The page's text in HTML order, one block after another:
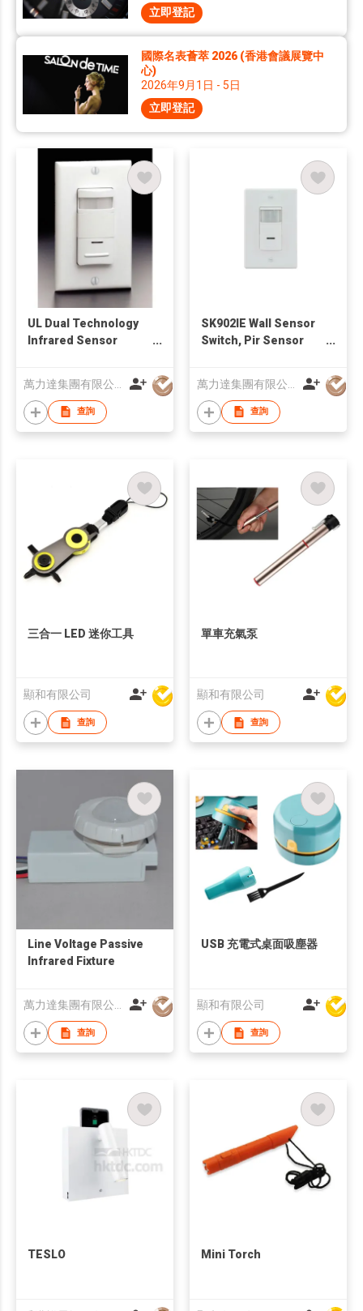
立即登記
國際名表薈萃 2026 (香港會議展覽中
心)
2026年9月1日 - 5日
立即登記
UL Dual Technology
Infrared Sensor
查詢
SK902IE Wall Sensor
Switch, Pir Sensor
查詢
三合一 LED 迷你工具
顯和有限公司
查詢
單車充氣泵
顯和有限公司
查詢
Line Voltage Passive
Infrared Fixture
萬力達集團有限公司
查詢
USB 充電式桌面吸塵器
顯和有限公司
查詢
TESLO Mini Torch